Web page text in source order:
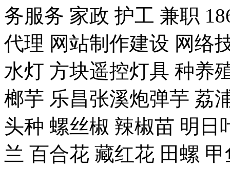
务服务 家政 护工 兼职
代理 网站制作建设 网络
水灯 方块遥控灯具 种养
榔芋 乐昌张溪炮弹芋 荔
头种 螺丝椒 辣椒苗 明日
兰 百合花 藏红花 田螺